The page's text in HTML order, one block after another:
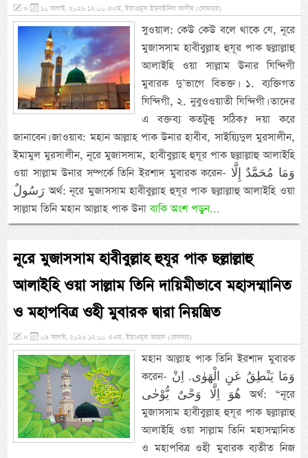
» ১০ আগস্ট, ২০২৬ ১২:০০ এএম, ইয়াওমুল ইছনাইনিল আযীম (সোমবার)
সুওয়াল: কেউ কেউ বলে থাকে যে, নূরে
মুজাসসাম হাবীবুল্লাহ হুযূর পাক ছল্লাল্লাহু
আলাইহি ওয়া সাল্লাম উনার যিন্দিগী
মুবারক দু’ভাগে বিভক্ত। ১. ব্যক্তিগত
যিন্দিগী, ২. নুবুওওয়াতী যিন্দিগী। তাদের
এ বক্তব্য কতটুকু সঠিক? দয়া করে
জানাবেন। জাওয়াব: মহান আল্লাহ পাক উনার হাবীব, সাইয়্যিদুল মুরসালীন,
ইমামুল মুরসালীন, নূরে মুজাসসাম, হাবীবুল্লাহ হুযূর পাক ছল্লাল্লাহু আলাইহি
ওয়া সাল্লাম উনার সম্পর্কে তিনি ইরশাদ মুবারক করেন- وَمَا مُحَمَّدٌ إِلَّا
رَسُولٌ অর্থ: নূরে মুজাসসাম হাবীবুল্লাহ হুযূর পাক ছল্লাল্লাহু আলাইহি ওয়া
সাল্লাম তিনি মহান আল্লাহ পাক উনাবাকি অংশ পড়ুন...
নূরে মুজাসসাম হাবীবুল্লাহ হুযূর পাক ছল্লাল্লাহু
আলাইহি ওয়া সাল্লাম তিনি দায়িমীভাবে মহাসম্মানিত
ও মহাপবিত্র ওহী মুবারক দ্বারা নিয়ন্ত্রিত
» ০৯ আগস্ট, ২০২৬ ১২:০০ এএম, ইয়াওমুল আহাদ (রোববার)
মহান আল্লাহ পাক তিনি ইরশাদ মুবারক
করেন- وَمَا يَنْطِقُ عَنِ الْهَوٰى. اِنْ
هُوَ اِلَّا وَحْىٌ يُّوْحٰى অর্থ: “নূরে
মুজাসসাম হাবীবুল্লাহ হুযূর পাক ছল্লাল্লাহু
আলাইহি ওয়া সাল্লাম তিনি মহাসম্মানিত
ও মহাপবিত্র ওহী মুবারক ব্যতীত নিজ